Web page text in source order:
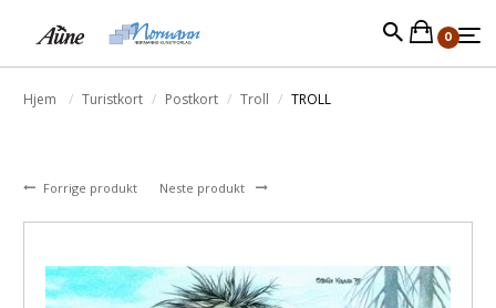
0
Hjem Turistkort Postkort Troll TROLL
Forrige produkt Neste produkt